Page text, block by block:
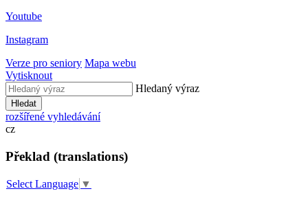
Youtube
Instagram
Verze pro seniory Mapa webu
Vytisknout
Hledaný výraz
Hledat
rozšířené vyhledávání
cz
Překlad (translations)
Select Language ▼